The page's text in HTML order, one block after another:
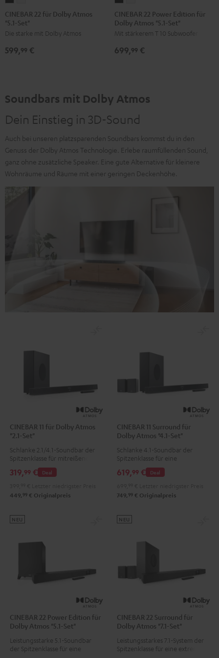
22
für
Dolby
Atmos
22
für
Dolby
Atmos
CINEBAR 22 für Dolby Atmos
"5.1-Set"
Die starke mit Dolby Atmos
599,99 €
22
Power
Edition
für
Schwarz
22
Power
Edition
für
Weiß
CINEBAR 22 Power Edition für
Dolby Atmos "5.1-Set"
Mit stärkerem T 10 Subwoofer
699,99 €
Soundbars mit Dolby Atmos
Dein Einstieg in 3D-Sound
Auch bei unseren platzsparenden Soundbars kommst du in den
Genuss der Dolby Atmos Technologie. Erlebe raumfüllenden Sound,
ganz ohne zusätzliche Speaker. Eine gute Alternative für kleinere
Wohnräume und Räume mit einer geringen Deckenhöhe.
CINEBAR 11 für Dolby Atmos
"2.1-Set"
Schlanke 2.1/4.1-Soundbar der
Spitzenklasse für mitreißende
TV-, Gaming und
Musikwiedergabe, für Räume bis
Deal
319,99 €
449, 99 € Originalpreis
CINEBAR 11 Surround für
Dolby Atmos "4.1-Set"
Schlanke 4.1-Soundbar der
Spitzenklasse für eine
mitreißende TV-, Gaming und
Musikwiedergabe sowie echten
Deal
619,99 €
749, 99 € Originalpreis
CINEBAR 22 Power Edition für
Dolby Atmos "5.1-Set"
Leistungsstarke 5.1-Soundbar
der Spitzenklasse für eine
NEU
CINEBAR 22 Surround für
Dolby Atmos "7.1-Set"
Leistungsstarkes 7.1-System der
Spitzenklasse für eine extrem
NEU